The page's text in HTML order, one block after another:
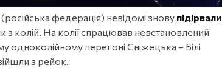
федерація) невідомі знову підірвали
колій. На колії спрацював невстановлений
одноколійному перегоні Сніжецька – Білі
з рейок.